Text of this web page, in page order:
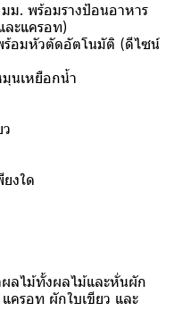
ม. พร้อมรางป้อนอาหาร
ะแครอท)
ร้อมหัวตัดอัตโนมัติ (ดีไซน์
นเหยือกน้ำ
งใด
ลไม้ทั้งผลไม้และหั่นผัก
ครอท ผักใบเขียว และ